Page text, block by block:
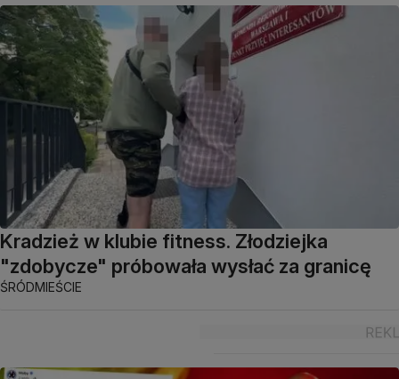
Kradzież w klubie fitness. Złodziejka
"zdobycze" próbowała wysłać za granicę
ŚRÓDMIEŚCIE